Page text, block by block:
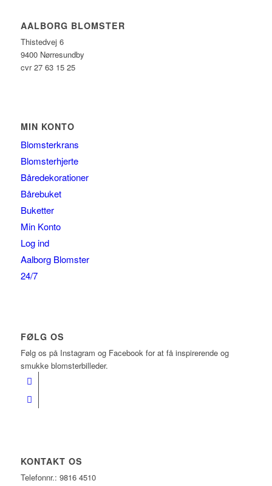
AALBORG BLOMSTER
Thistedvej 6
9400 Nørresundby
cvr 27 63 15 25
MIN KONTO
Blomsterkrans
Blomsterhjerte
Båredekorationer
Bårebuket
Buketter
Min Konto
Log ind
Aalborg Blomster
24/7
FØLG OS
Følg os på Instagram og Facebook for at få inspirerende og
smukke blomsterbilleder.
KONTAKT OS
Telefonnr.: 9816 4510